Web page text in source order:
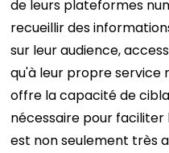
de leurs plateformes
recueillir des
sur leur audience,
qu'à leur propre service
offre la capacité de
nécessaire pour faciliter
est non seulement très